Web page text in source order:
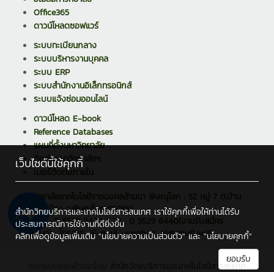
Office365
ดาวน์โหลดซอฟแวร์
ระบบทะเบียนกลาง
ระบบบริหารงานบุคคล
ระบบ ERP
ระบบสำนักงานอิเล็กทรอนิกส์
ระบบแจ้งซ่อมออนไลน์
ดาวน์โหลด E-book
Reference Databases
แผนที่ตั้งมหาวิทยาลัย
ติดต่อมหาวิทยาลัยฯ
เบอร์ติดต่อภายใน
มหาวิทยาลัยเทคโนโลยีราชมงคลล้านนา พิษณุโลก : 52 หมู่ 7 ต.บ้าน
กร่าง อ.เมือง จ.พิษณุโลก 65000
โทรศัพท์ : 0 5529 8438 / 39 , 0 5529 8440(งานรับสมัคร
นักศึกษา) , โทรสาร : E-mail : saraban_pl@rmutl.ac.th
เว็บไซต์นี้ใช้คุกกี้
สำนักวิทยบริการและเทคโนโลยีสารสนเทศ เราใช้คุกกี้เพื่อให้ท่านได้รับ
ประสบการณ์การใช้งานที่ดียิ่งขึ้น
คลิกเพื่อดูข้อมูลเพิ่มเติม"นโยบายความเป็นส่วนตัว"และ"นโยบายคุกกี้"
ยอมรับ
สำนักวิทยบริการและเทคโนโลยีสารสนเทศ